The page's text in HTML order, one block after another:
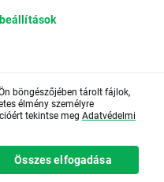
böngészőjében tárolt fájlok,
élmény személyre
tekintse meg Adatvédelmi
Összes elfogadása